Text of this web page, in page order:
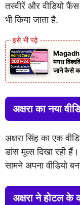
तस्वीरें और वीडियो
भी किया जाता है.
मगध
जाने कैसे
अक्षरा का नया
अक्षरा सिंह का एक
डांस मूव्स दिखा रही
सामने अपना वीडियो
अक्षरा ने होटल के